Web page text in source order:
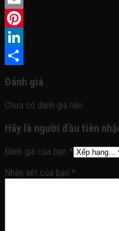
Email
Pinterest
LinkedIn
Đánh giá
Chưa có đánh giá nào.
Hãy là người đầu tiên
Đánh giá của bạn *
Nhận xét của bạn *